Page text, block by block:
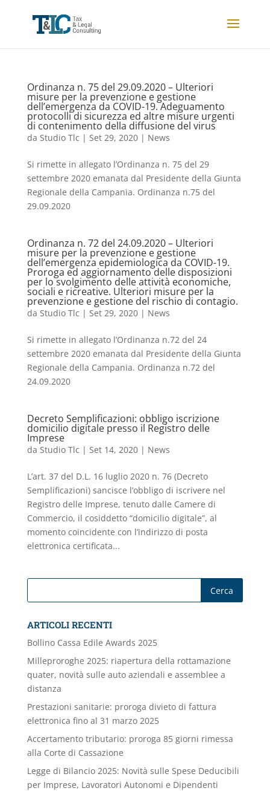
Ordinanza n. 75 del 29.09.2020 – Ulteriori
misure per la prevenzione e gestione
dell’emergenza da COVID-19. Adeguamento
protocolli di sicurezza ed altre misure urgenti
di contenimento della diffusione del virus
da Studio Tlc | Set 29, 2020| News
Si rimette in allegato l’Ordinanza n. 75 del 29
settembre 2020 emanata dal Presidente della Giunta
Regionale della Campania. Ordinanza n.75 del
29.09.2020
Ordinanza n. 72 del 24.09.2020 – Ulteriori
misure per la prevenzione e gestione
dell’emergenza epidemiologica da COVID-19.
Proroga ed aggiornamento delle disposizioni
per lo svolgimento delle attività economiche,
sociali e ricreative. Ulteriori misure per la
prevenzione e gestione del rischio di contagio.
da Studio Tlc | Set 29, 2020| News
Si rimette in allegato l’Ordinanza n.72 del 24
settembre 2020 emanata dal Presidente della Giunta
Regionale della Campania. Ordinanza n.72 del
24.09.2020
Decreto Semplificazioni: obbligo iscrizione
domicilio digitale presso il Registro delle
Imprese
da Studio Tlc | Set 14, 2020| News
L’art. 37 del D.L. 16 luglio 2020 n. 76 (Decreto
Semplificazioni) sancisce l’obbligo di iscrivere nel
Registro delle Imprese, tenuto dalle Camere di
Commercio, il cosiddetto “domicilio digitale”, al
momento coincidente con l’indirizzo di posta
elettronica certificata...
ARTICOLI RECENTI
Bollino Cassa Edile Awards 2025
Milleproroghe 2025: riapertura della rottamazione
quater, novità sulle auto aziendali e assemblee a
distanza
Prestazioni sanitarie: proroga divieto di fattura
elettronica fino al 31 marzo 2025
Accertamento tributario: proroga 85 giorni rimessa
alla Corte di Cassazione
Legge di Bilancio 2025: Novità sulle Spese Deducibili
per Imprese, Lavoratori Autonomi e Dipendenti